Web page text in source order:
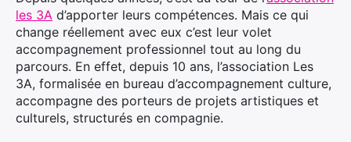
les 3A d’apporter leurs compétences. Mais ce qui
change réellement avec eux c’est leur volet
accompagnement professionnel tout au long du
parcours. En effet, depuis 10 ans, l’association Les
3A, formalisée en bureau d’accompagnement culture,
accompagne des porteurs de projets artistiques et
culturels, structurés en compagnie.